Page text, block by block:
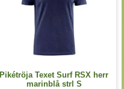
Pikétröja Texet Surf RSX herr
marinblå strl S